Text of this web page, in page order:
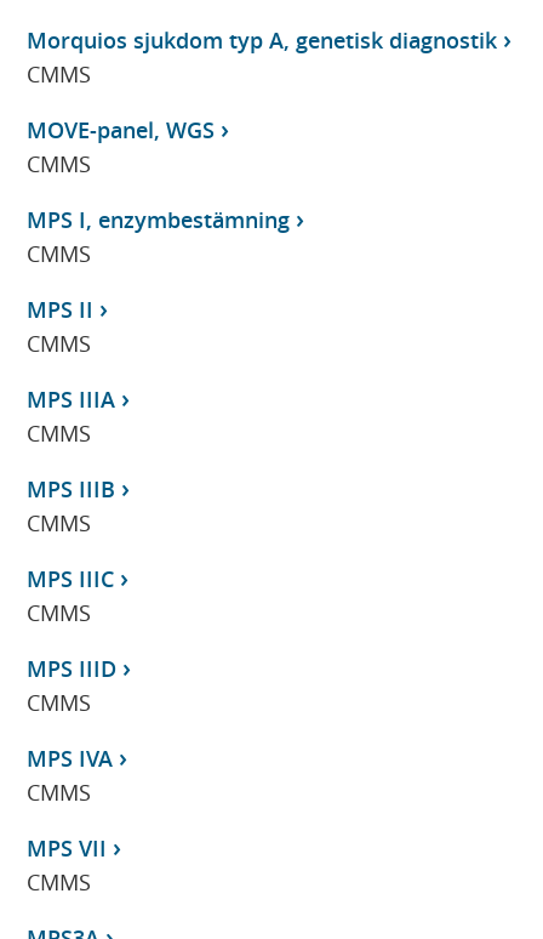
Morquios sjukdom typ A, genetisk diagnostik
CMMS
MOVE-panel, WGS
CMMS
MPS I, enzymbestämning
CMMS
MPS II
CMMS
MPS IIIA
CMMS
MPS IIIB
CMMS
MPS IIIC
CMMS
MPS IIID
CMMS
MPS IVA
CMMS
MPS VII
CMMS